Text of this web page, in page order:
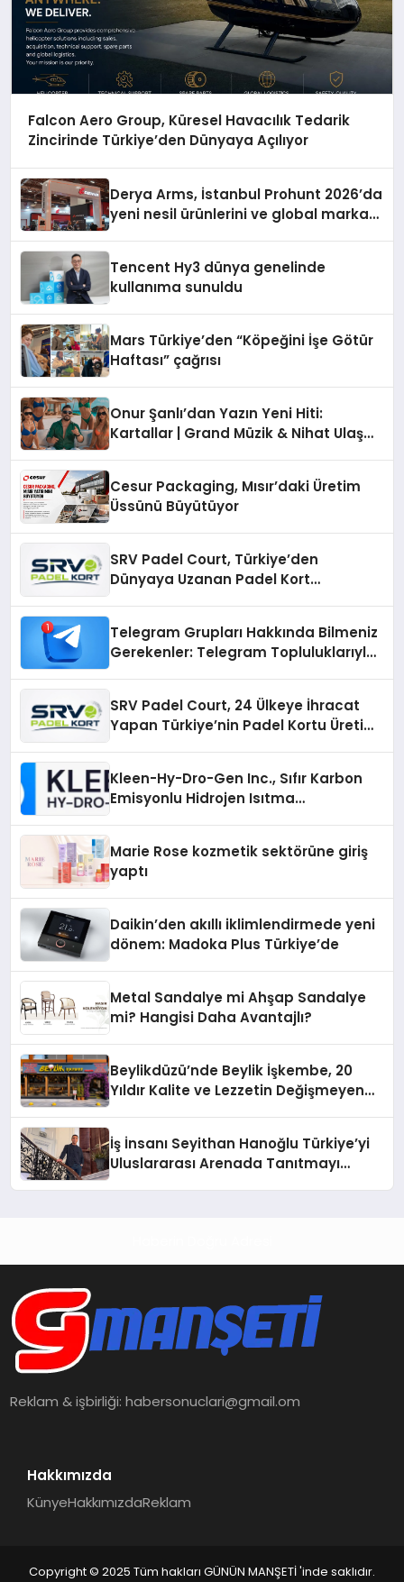
Falcon Aero Group, Küresel Havacılık Tedarik
Zincirinde Türkiye’den Dünyaya Açılıyor
Derya Arms, İstanbul Prohunt 2026’da
yeni nesil ürünlerini ve global marka
Tencent Hy3 dünya genelinde
kullanıma sunuldu
Mars Türkiye’den “Köpeğini İşe Götür
Haftası” çağrısı
Onur Şanlı’dan Yazın Yeni Hiti:
Kartallar | Grand Müzik & Nihat Ulaş
Cesur Packaging, Mısır’daki Üretim
Üssünü Büyütüyor
SRV Padel Court, Türkiye’den
Dünyaya Uzanan Padel Kort
Telegram Grupları Hakkında Bilmeniz
Gerekenler: Telegram Topluluklarıyla
SRV Padel Court, 24 Ülkeye İhracat
Yapan Türkiye’nin Padel Kortu Üretim
Kleen-Hy-Dro-Gen Inc., Sıfır Karbon
Emisyonlu Hidrojen Isıtma
Marie Rose kozmetik sektörüne giriş
yaptı
Daikin’den akıllı iklimlendirmede yeni
dönem: Madoka Plus Türkiye’de
Metal Sandalye mi Ahşap Sandalye
mi? Hangisi Daha Avantajlı?
Beylikdüzü’nde Beylik İşkembe, 20
Yıldır Kalite ve Lezzetin Değişmeyen
İş İnsanı Seyithan Hanoğlu Türkiye’yi
Uluslararası Arenada Tanıtmayı
Reklam & işbirliği:habersonuclari@gmail.om
Hakkımızda
KünyeHakkımızdaReklam
Copyright © 2025 Tüm hakları GÜNÜN MANŞETİ 'inde saklıdır.